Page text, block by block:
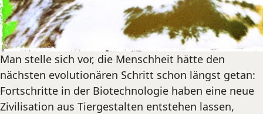
Man stelle sich vor, die Menschheit hätte den
nächsten evolutionären Schritt schon längst getan:
Fortschritte in der Biotechnologie haben eine neue
Zivilisation aus Tiergestalten entstehen lassen,